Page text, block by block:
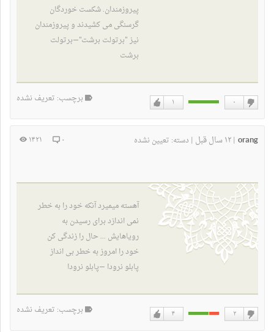
پیروزمندان. شکست خوردگان
گرسنگی می کشیدند و پیروزمندان
نیز "برتولت برشت"—برتولت
برشت
۱ ۰ برچسب: تعریف نشده
orang
|۱۲ سال قبل | دسته: تعیین نشده ۰ ۱۴۲۱
آهسته میمیرد آنکه خود را به خطر
نمی اندازد برای رسیدن به
رویاهایش ... حال را زندگی کن
خود را امروز به خطر بی انداز
پابلو نرودا —پابلو نرودا
۴ ۲ برچسب: تعریف نشده